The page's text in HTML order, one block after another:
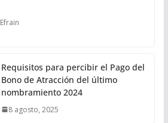
Efrain
Requisitos para percibir el Pago del
Bono de Atracción del último
nombramiento 2024
8 agosto, 2025